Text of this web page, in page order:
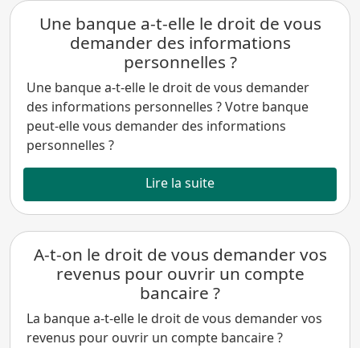
Une banque a-t-elle le droit de vous
demander des informations
personnelles ?
Une banque a-t-elle le droit de vous demander
des informations personnelles ? Votre banque
peut-elle vous demander des informations
personnelles ?
Lire la suite
A-t-on le droit de vous demander vos
revenus pour ouvrir un compte
bancaire ?
La banque a-t-elle le droit de vous demander vos
revenus pour ouvrir un compte bancaire ?